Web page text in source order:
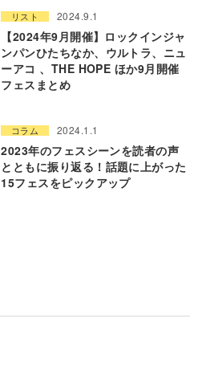
リスト 2024.9.1
【2024年9月開催】ロックインジャ
ンパンひたちなか、ウルトラ、ニュ
ーアコ 、THE HOPE ほか9月開催
フェスまとめ
コラム 2024.1.1
2023年のフェスシーンを読者の声
とともに振り返る！話題に上がった
15フェスをピックアップ